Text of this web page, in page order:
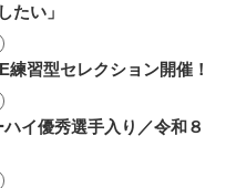
たい」
習型セレクション開催！
イ優秀選手入り／令和８